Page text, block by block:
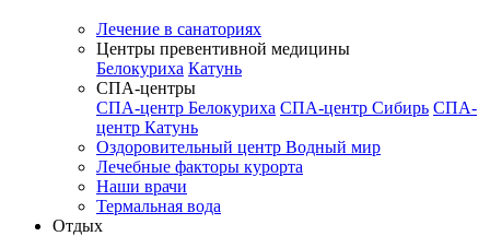
Лечение в санаториях
Центры превентивной медицины
Белокуриха Катунь
СПА-центры
СПА-центр Белокуриха СПА-центр Сибирь СПА-
центр Катунь
Оздоровительный центр Водный мир
Лечебные факторы курорта
Наши врачи
Термальная вода
Отдых